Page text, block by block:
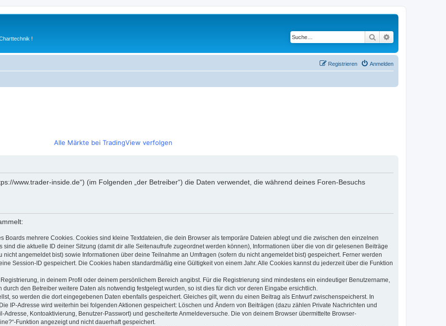
! Suche
Anmelden
Registrieren
Alle Märkte bei TradingView verfolgen
www.trader-inside.de“) (im Folgenden „der Betreiber“) die Daten verwendet, die während deines Foren-Besuchs
Boards mehrere Cookies. Cookies sind kleine Textdateien, die dein Browser als temporäre Dateien ablegt und die zwischen den einzelnen
die aktuelle ID deiner Sitzung (damit dir alle Seitenaufrufe zugeordnet werden können), Informationen über die von dir gelesenen Beiträge
angemeldet bist) sowie Informationen über deine Teilnahme an Umfragen (sofern du nicht angemeldet bist) gespeichert. Ferner werden
Session-ID gespeichert. Die Cookies haben standardmäßig eine Gültigkeit von einem Jahr. Alle Cookies kannst du jederzeit über die Funktion
in deinem Profil oder deinem persönlichem Bereich angibst. Für die Registrierung sind mindestens ein eindeutiger Benutzername,
den Betreiber weitere Daten als notwendig festgelegt wurden, so ist dies für dich vor deren Eingabe ersichtlich.
so werden die dort eingegebenen Daten ebenfalls gespeichert. Gleiches gilt, wenn du einen Beitrag als Entwurf zwischenspeicherst. In
IP-Adresse wird weiterhin bei folgenden Aktionen gespeichert: Löschen und Ändern von Beiträgen (dazu zählen Private Nachrichten und
Kontoaktivierung, Benutzer-Passwort) und gescheiterte Anmeldeversuche. Die von deinem Browser übermittelte Browser-
Funktion angezeigt und nicht dauerhaft gespeichert.